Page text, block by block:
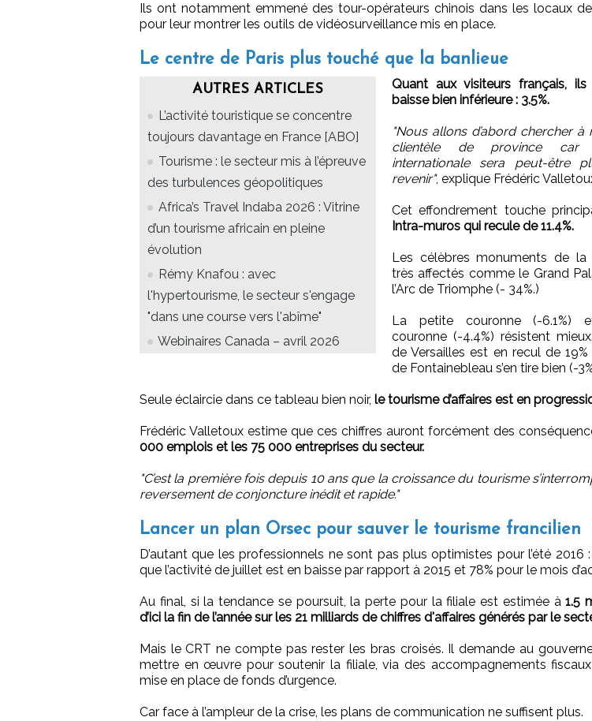
Ils ont notamment emmené des tour-opérateurs chinois dans les locaux
pour leur montrer les outils de vidéosurveillance mis en place.
Le centre de Paris plus touché que la banlieue
AUTRES ARTICLES
L’activité touristique se concentre
toujours davantage en France [ABO]
Tourisme : le secteur mis à l’épreuve
des turbulences géopolitiques
Africa’s Travel Indaba 2026 : Vitrine
d’un tourisme africain en pleine
évolution
Rémy Knafou : avec
l'hypertourisme, le secteur s'engage
"dans une course vers l'abîme"
Webinaires Canada – avril 2026
Quant aux visiteurs français, ils
baisse bien inférieure : 3.5%.
"Nous allons d’abord chercher à
clientèle de province car
internationale sera peut-être
revenir", explique Frédéric
Cet effondrement touche
Intra-muros qui recule de 11.4%.
Les célèbres monuments de
très affectés comme le Grand
l’Arc de Triomphe (- 34%.)
La petite couronne (-6.1%)
couronne (-4.4%) résistent
de Versailles est en recul de
de Fontainebleau s’en tire bien (-
Seule éclaircie dans ce tableau bien noir, le tourisme d’affaires est en
Frédéric Valletoux estime que ces chiffres auront forcément des
000 emplois et les 75 000 entreprises du secteur.
"C’est la première fois depuis 10 ans que la croissance du tourisme
reversement de conjoncture inédit et rapide."
Lancer un plan Orsec pour sauver le tourisme francilien
D’autant que les professionnels ne sont pas plus optimistes pour l’été 2016
que l’activité de juillet est en baisse par rapport à 2015 et 78% pour le mois
Au final, si la tendance se poursuit, la perte pour la filiale est estimée à1.5
d’ici la fin de l’année sur les 21 milliards de chiffres d'affaires générés par le
Mais le CRT ne compte pas rester les bras croisés. Il demande au
mettre en œuvre pour soutenir la filiale, via des accompagnements
mise en place de fonds d’urgence.
Car face à l’ampleur de la crise, les plans de communication ne suffisent plus.